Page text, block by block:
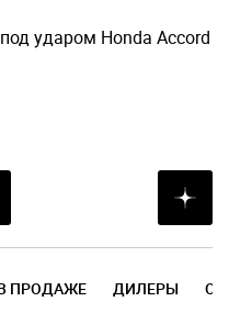
ударом Honda Accord
ПРОДАЖЕ ДИЛЕРЫ